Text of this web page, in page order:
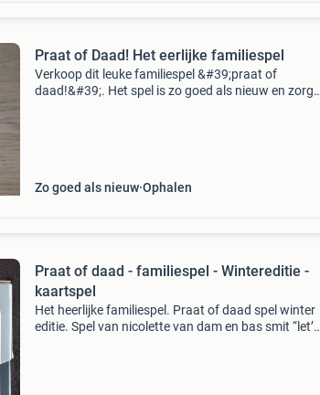
Praat of Daad! Het eerlijke familiespel
Verkoop dit leuke familiespel &#39;praat of
daad!&#39;. Het spel is zo goed als nieuw en zorgt
Zo goed als nieuw Ophalen
Praat of daad - familiespel - Wintereditie -
kaartspel
Het heerlijke familiespel. Praat of daad spel winter
editie. Spel van nicolette van dam en bas smit “let’s